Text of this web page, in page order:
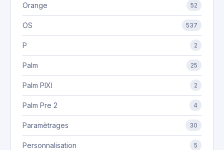
Orange 52
OS 537
P 2
Palm 25
Palm PIXI 2
Palm Pre 2 4
Paramètrages 30
Personnalisation 5